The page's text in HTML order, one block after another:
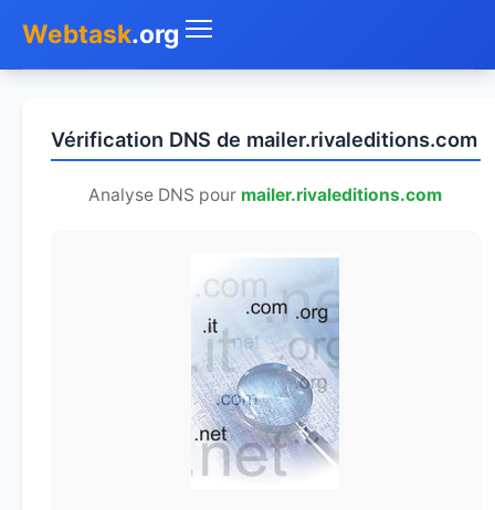
Webtask.org
Whois
Vérification DNS de mailer.rivaleditions.com
Analyse DNS pour mailer.rivaleditions.com